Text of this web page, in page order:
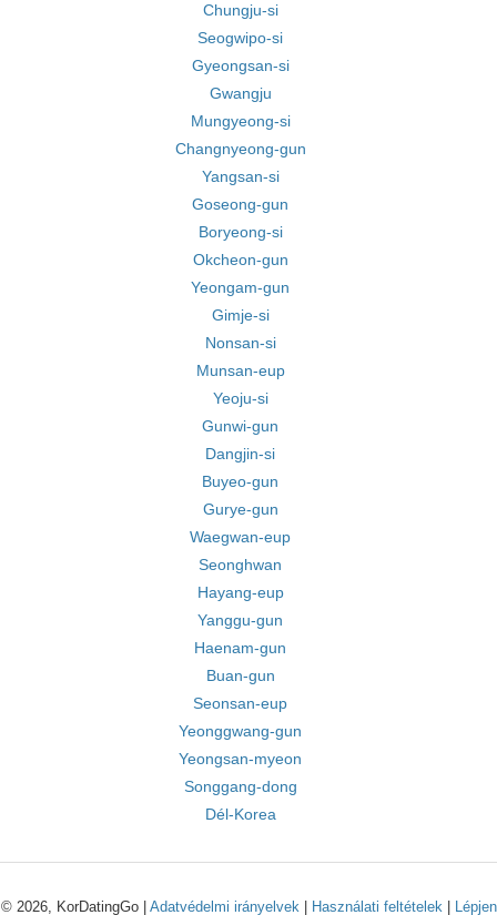
Chungju-si
Seogwipo-si
Gyeongsan-si
Gwangju
Mungyeong-si
Changnyeong-gun
Yangsan-si
Goseong-gun
Boryeong-si
Okcheon-gun
Yeongam-gun
Gimje-si
Nonsan-si
Munsan-eup
Yeoju-si
Gunwi-gun
Dangjin-si
Buyeo-gun
Gurye-gun
Waegwan-eup
Seonghwan
Hayang-eup
Yanggu-gun
Haenam-gun
Buan-gun
Seonsan-eup
Yeonggwang-gun
Yeongsan-myeon
Songgang-dong
Dél-Korea
© 2026, KorDatingGo | Adatvédelmi irányelvek| Használati feltételek| Lépjen